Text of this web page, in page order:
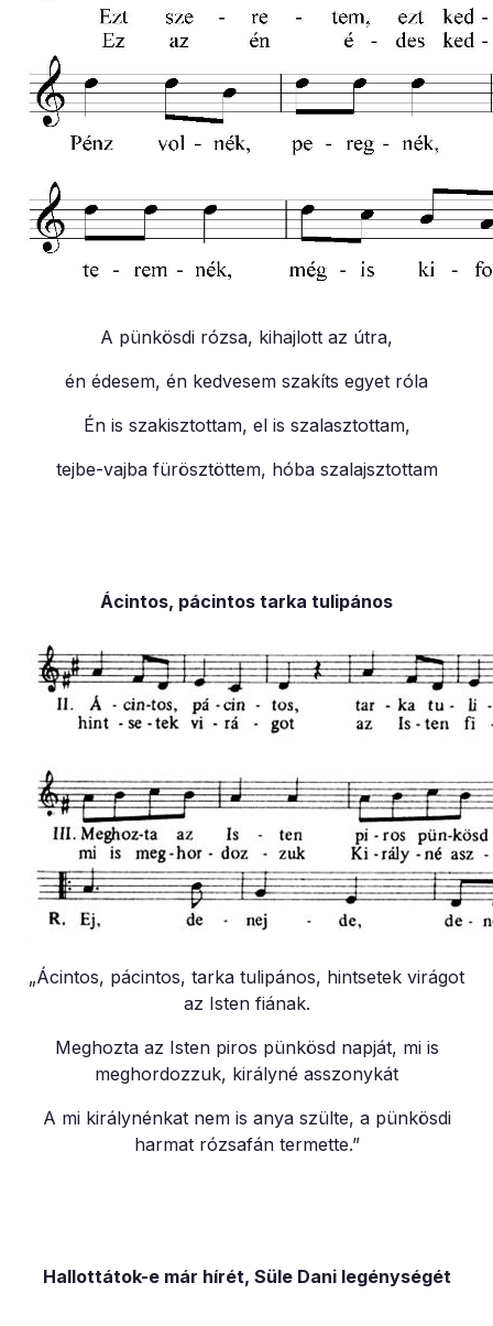
A pünkösdi rózsa, kihajlott az útra,
én édesem, én kedvesem szakíts egyet róla
Én is szakisztottam, el is szalasztottam,
tejbe-vajba fürösztöttem, hóba szalajsztottam
Ácintos, pácintos tarka tulipános
„Ácintos, pácintos, tarka tulipános, hintsetek virágot
az Isten fiának.
Meghozta az Isten piros pünkösd napját, mi is
meghordozzuk, királyné asszonykát
A mi királynénkat nem is anya szülte, a pünkösdi
harmat rózsafán termette.”
Hallottátok-e már hírét, Süle Dani legénységét